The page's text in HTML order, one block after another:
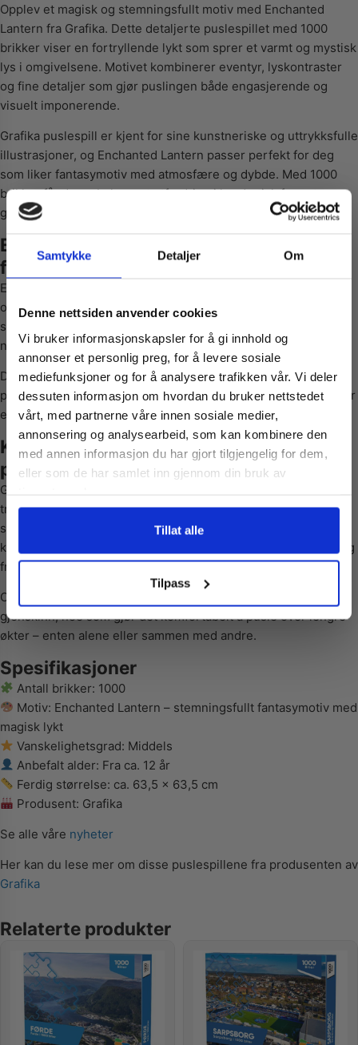
Samtykke Detaljer Om
Denne nettsiden anvender cookies
Vi bruker informasjonskapsler for å gi innhold og
annonser et personlig preg, for å levere sosiale
mediefunksjoner og for å analysere trafikken vår. Vi deler
dessuten informasjon om hvordan du bruker nettstedet
vårt, med partnerne våre innen sosiale medier,
annonsering og analysearbeid, som kan kombinere den
med annen informasjon du har gjort tilgjengelig for dem,
eller som de har samlet inn gjennom din bruk av
Tillat alle
Tilpass
Opplev et magisk og stemningsfullt motiv med Enchanted
Lantern fra Grafika. Dette detaljerte puslespillet med 1000
brikker viser en fortryllende lykt som sprer et varmt og mystisk
lys i omgivelsene. Motivet kombinerer eventyr, lyskontraster
og fine detaljer som gjør puslingen både engasjerende og
visuelt imponerende.
Grafika puslespill er kjent for sine kunstneriske og uttrykksfulle
illustrasjoner, og Enchanted Lantern passer perfekt for deg
som liker fantasymotiv med atmosfære og dybde. Med 1000
brikker får du en balansert utfordring i kvadratisk format som
gir et dekorativt og harmonisk sluttresultat.
Et detaljrikt og stemningsfullt
fantasymotiv
Enchanted Lantern byr på et vakkert samspill mellom mørke
omgivelser og det varme lyset fra lykten. Kontrastene mellom
skygger og glødende detaljer skaper dybde i motivet og gir
naturlige seksjoner å arbeide med.
De små dekorative elementene og lysrefleksjonene holder
puslingen spennende hele veien. Dette er et puslespill som gir
en nesten eventyrlig følelse når det er ferdig lagt.
Kvalitet og pusleopplevelse med Grafika
puslespill
Grafika leverer solide brikker med presis passform og høy
trykkvalitet. Brikkene er laget av slitesterk kartong som gir
stabilitet og god flyt under puslingen. Fargegjengivelsen er
klar og detaljrik, slik at motivets lys og nyanser kommer tydelig
frem.
Overflaten gir en behagelig pusleopplevelse med minimalt
gjenskinn, noe som gjør det komfortabelt å pusle over lengre
økter – enten alene eller sammen med andre.
Spesifikasjoner
Antall brikker: 1000
Motiv: Enchanted Lantern – stemningsfullt fantasymotiv med
magisk lykt
Vanskelighetsgrad: Middels
Anbefalt alder: Fra ca. 12 år
Ferdig størrelse: ca. 63,5 x 63,5 cm
Produsent: Grafika
Se alle våre nyheter
Her kan du lese mer om disse puslespillene fra produsenten av
Grafika
Relaterte produkter
Vil du ha
10% Rabatt?
Meld deg på vårt nyhetsbrev og motta
gode tilbud og produktinformasjon fra
oss¢!
Ja takk, jeg er med
Nei takk! Jeg betaler fullpris